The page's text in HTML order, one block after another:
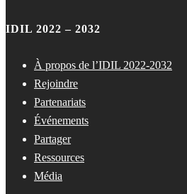
IDIL 2022 – 2032
À propos de l’IDIL 2022-2032
Rejoindre
Partenariats
Événements
Partager
Ressources
Média